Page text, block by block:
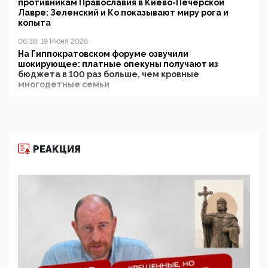
противникам Православия в Киево-Печерской
Лавре: Зеленский и Ко показывают миру рога и
копыта
06:38, 19 Июня 2026
На Гиппократовском форуме озвучили
шокирующее: платные опекуны получают из
бюджета в 100 раз больше, чем кровные
многодетные семьи
11:53, 09 Июня 2026
деятельность ИИТО ЮНЕСКО в России, но
цифроглобалисты продолжают определять
повестку в образовании
09:43, 01 Июня 2026
5G за счет здоровья граждан: Минцифры намерено
отобрать у регионов и муниципалитетов право
защищать жилые дома и социальные объекты от
РЕАКЦИЯ